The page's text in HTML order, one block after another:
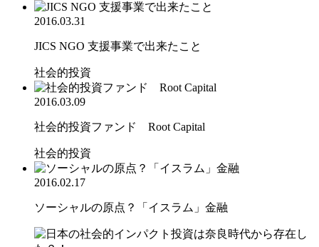
2016.03.31
JICS NGO 支援事業で出来たこと
社会的投資
2016.03.09
社会的投資ファンド Root Capital
社会的投資
2016.02.17
ソーシャルの原点？「イスラム」金融